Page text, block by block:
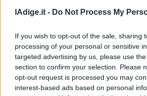
lAdige.it - Do Not Process My
If you wish to opt-out of the sale, sharing
processing of your personal or sensitive
targeted advertising by us, please use
section to confirm your selection. Please
opt-out request is processed you may
interest-based ads based on personal
GIUSTIZIA